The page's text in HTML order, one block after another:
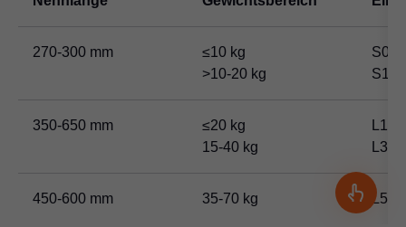
270-300 mm
≤10 kg
>10-20 kg
S0
S1
350-650 mm
≤20 kg
15-40 kg
L1
L3
450-600 mm 35-70 kg L5